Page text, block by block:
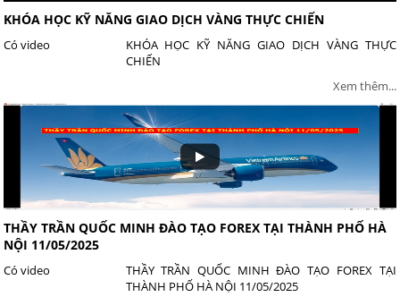
KHÓA HỌC KỸ NĂNG GIAO DỊCH VÀNG THỰC CHIẾN
KHÓA HỌC KỸ NĂNG GIAO DỊCH VÀNG THỰC
CHIẾN
Có video
Xem thêm...
THẦY TRẦN QUỐC MINH ĐÀO TẠO FOREX TẠI THÀNH PHỐ HÀ
NỘI 11/05/2025
THẦY TRẦN QUỐC MINH ĐÀO TẠO FOREX TẠI
THÀNH PHỐ HÀ NỘI 11/05/2025
Có video